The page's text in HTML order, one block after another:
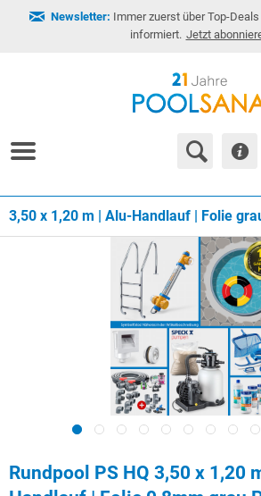
Newsletter: Immer zuerst über Top-
informiert. Jetzt
3,50 x 1,20 m | Alu-Handlauf | Folie
Rundpool PS HQ 3,50 x 1,20